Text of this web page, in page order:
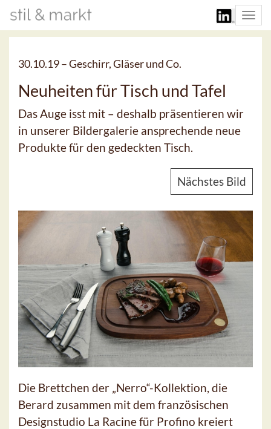
30.10.19 –Geschirr, Gläser und Co.
Neuheiten für Tisch und Tafel
Das Auge isst mit – deshalb präsentieren wir
in unserer Bildergalerie ansprechende neue
Produkte für den gedeckten Tisch.
Nächstes Bild
Die Brettchen der „Nerro“-Kollektion, die
Berard zusammen mit dem französischen
Designstudio La Racine für Profino kreiert